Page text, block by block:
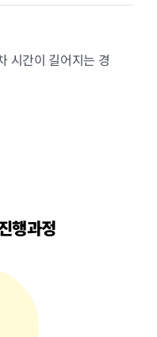
시간이 길어지는 경
행과정